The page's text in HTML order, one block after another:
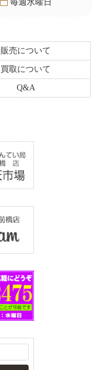
毎週水曜日
販売について
買取について
Q&A